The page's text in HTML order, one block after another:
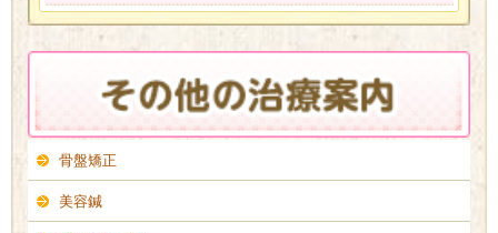
骨盤矯正
美容鍼